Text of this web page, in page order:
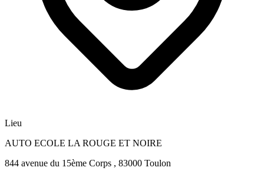
Lieu
AUTO ECOLE LA ROUGE ET NOIRE
844 avenue du 15ème Corps , 83000 Toulon